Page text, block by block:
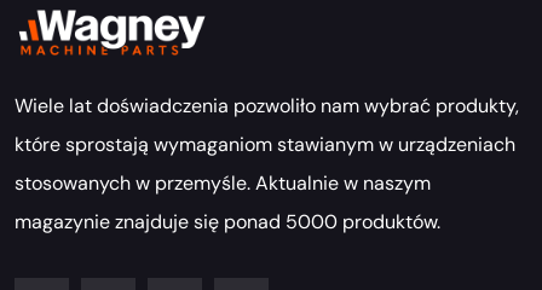
Wiele lat doświadczenia pozwoliło nam wybrać produkty,
które sprostają wymaganiom stawianym w urządzeniach
stosowanych w przemyśle. Aktualnie w naszym
magazynie znajduje się ponad 5000 produktów.